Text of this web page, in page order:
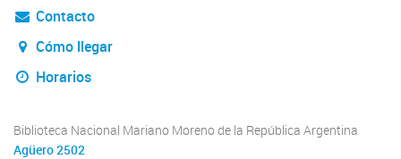
Contacto
Cómo llegar
Horarios
Biblioteca Nacional Mariano Moreno de la República Argentina
Agüero 2502